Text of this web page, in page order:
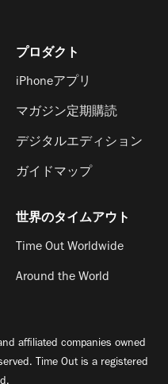
プロダクト
iPhoneアプリ
マガジン定期購読
デジタルエディション
ガイドマップ
世界のタイムアウト
Time Out Worldwide
Around the World
affiliated companies owned
Time Out is a registered